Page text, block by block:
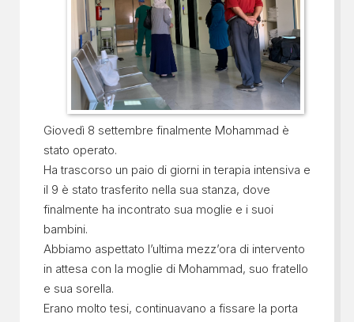
Giovedì 8 settembre finalmente Mohammad è
stato operato.
Ha trascorso un paio di giorni in terapia intensiva e
il 9 è stato trasferito nella sua stanza, dove
finalmente ha incontrato sua moglie e i suoi
bambini.
Abbiamo aspettato l’ultima mezz’ora di intervento
in attesa con la moglie di Mohammad, suo fratello
e sua sorella.
Erano molto tesi, continuavano a fissare la porta